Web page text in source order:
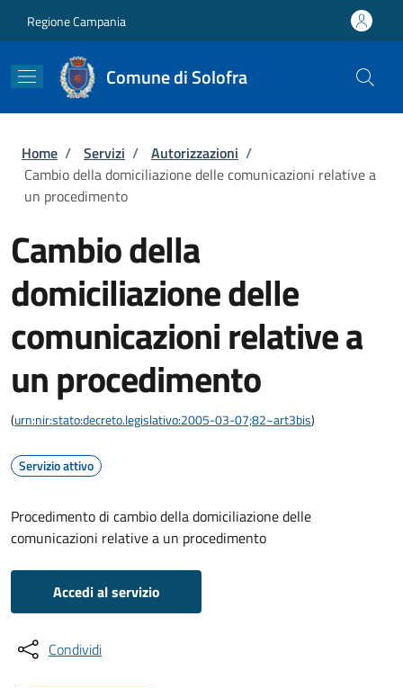
Regione Campania
Comune di Solofra
Briciole di pane
Home / Servizi / Autorizzazioni /
Cambio della domiciliazione delle comunicazioni relative a
un procedimento
Cambio della
domiciliazione delle
comunicazioni relative a
un procedimento
(urn:nir:stato:decreto.legislativo:2005-03-07;82~art3bis)
Servizio attivo
Procedimento di cambio della domiciliazione delle
comunicazioni relative a un procedimento
Accedi al servizio
Condividi